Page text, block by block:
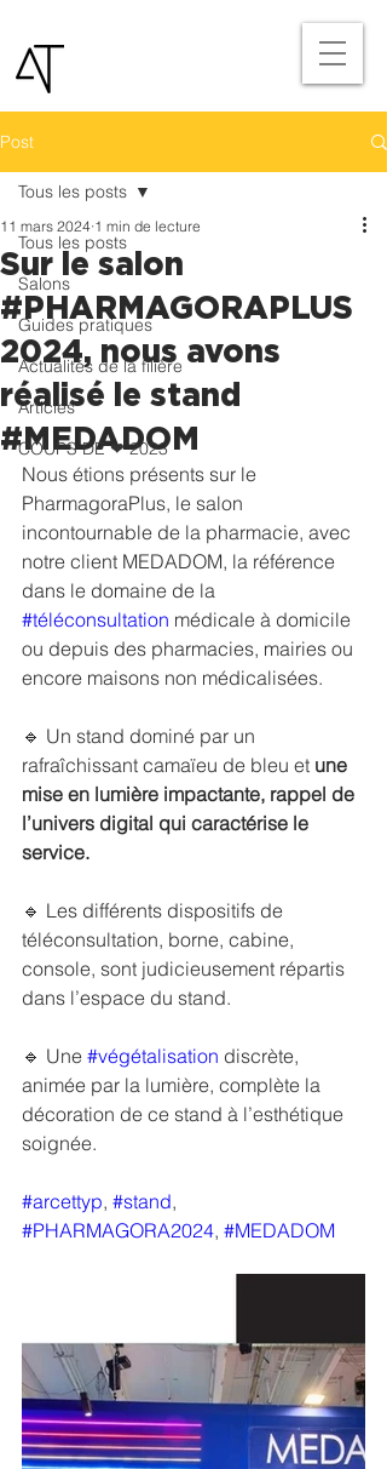
Post
Tous les posts
Salons
Guides pratiques
Actualités de la filière
Articles
COUPS DE ❤ 2023
Tous les posts
Sur le salon
#PHARMAGORAPLUS
2024, nous avons
réalisé le stand
#MEDADOM
11 mars 2024 1 min de lecture
Nous étions présents sur le
PharmagoraPlus, le salon
incontournable de la pharmacie, avec
notre client MEDADOM, la référence
dans le domaine de la
#téléconsultation médicale à domicile
ou depuis des pharmacies, mairies ou
encore maisons non médicalisées.
🔹 Un stand dominé par un
rafraîchissant camaïeu de bleu et une
mise en lumière impactante, rappel de
l’univers digital qui caractérise le
service.
🔹 Les différents dispositifs de
téléconsultation, borne, cabine,
console, sont judicieusement répartis
dans l’espace du stand.
🔹 Une #végétalisation discrète,
animée par la lumière, complète la
décoration de ce stand à l’esthétique
soignée.
#arcettyp, #stand,
#PHARMAGORA2024, #MEDADOM